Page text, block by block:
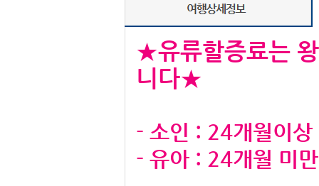
★유류할증료는
니다★
- 소인 : 24개월이
- 유아 : 24개월 미